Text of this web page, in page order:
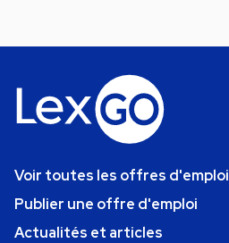
Voir toutes les offres d'emploi
Publier une offre d'emploi
Actualités et articles